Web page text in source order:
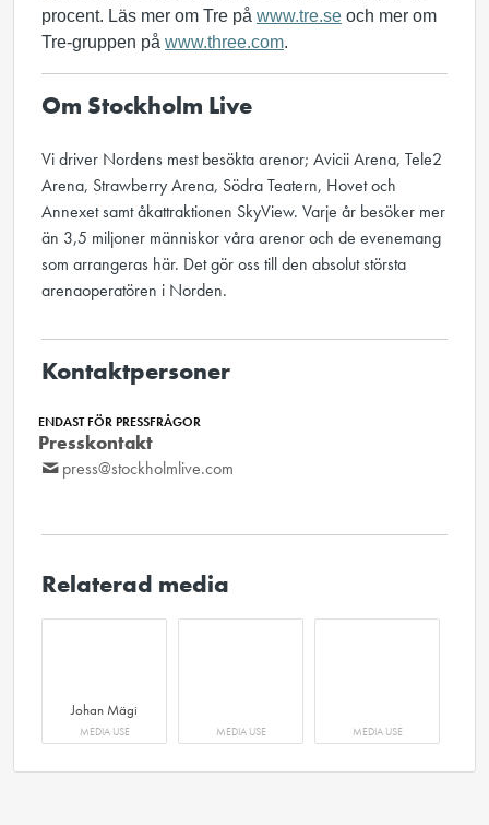
procent. Läs mer om Tre på www.tre.se och mer om
Tre-gruppen på www.three.com.
Om Stockholm Live
Vi driver Nordens mest besökta arenor; Avicii Arena, Tele2
Arena, Strawberry Arena, Södra Teatern, Hovet och
Annexet samt åkattraktionen SkyView. Varje år besöker mer
än 3,5 miljoner människor våra arenor och de evenemang
som arrangeras här. Det gör oss till den absolut största
arenaoperatören i Norden.
Kontaktpersoner
ENDAST FÖR PRESSFRÅGOR
Presskontakt
press@stockholmlive.com
Relaterad media
Johan Mägi
MEDIA USE MEDIA USE MEDIA USE